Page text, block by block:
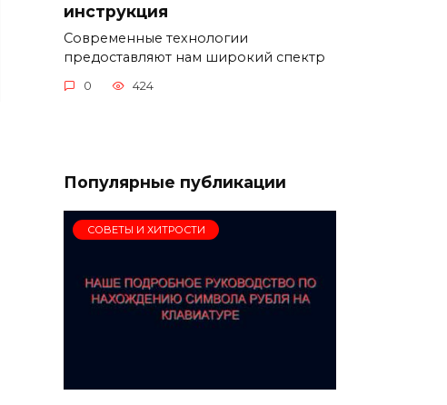
инструкция
Современные технологии
предоставляют нам широкий спектр
0 424
Популярные публикации
СОВЕТЫ И ХИТРОСТИ